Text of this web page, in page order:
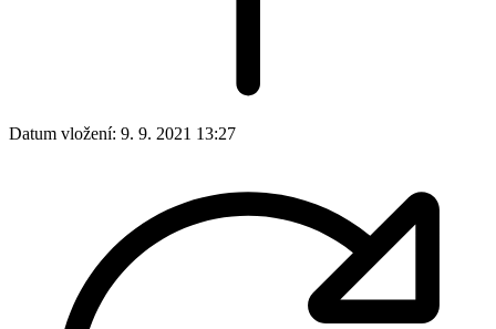
Datum vložení: 9. 9. 2021 13:27